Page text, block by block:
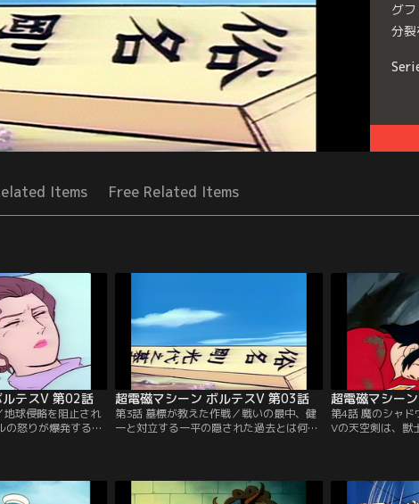
グ
分
Items Free Related Items
テスV 第02話
地球侵略を阻止され
の怒りが爆発する。
超電磁マシーン ボルテスV 第03話
第3話 墓標が教えた作戦／戦いの最中、健
一と対立する一平の隠された過去とは何
超電磁マシー
第4話 魔のシャ
Vの天空剣は、獣